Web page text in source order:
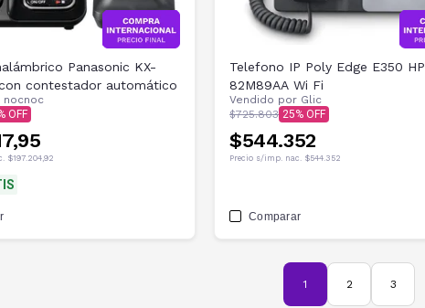
Panasonic KX-
contestador automático
nocnoc
$197.204,92
Telefono IP Poly Edge E350 HP
82M89AA Wi Fi
Vendido por Glic
$725.803 25
$544.352
Precio s/imp. nac. $544.352
Comparar
1 2 3